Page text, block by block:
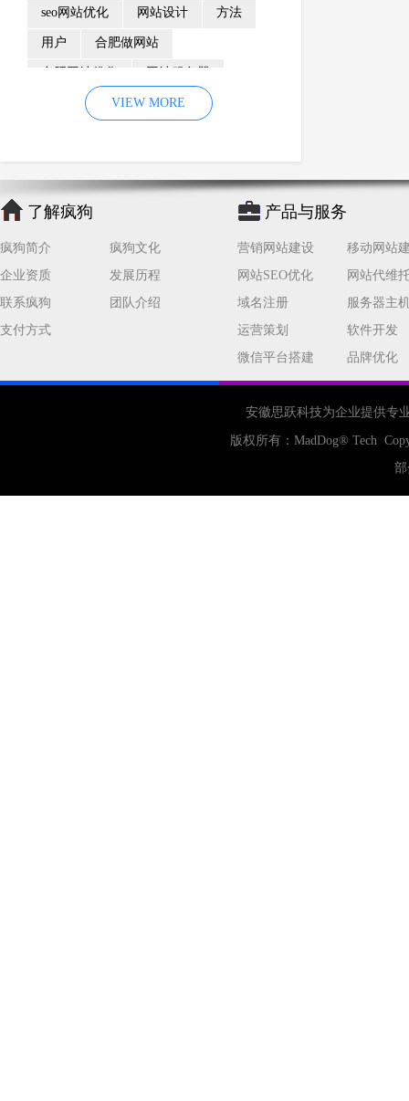
seo网站优化 网站设计 方法
用户 合肥做网站
优化 网站降权
企业网站建设 效果 页面
网络营销 因素 网络公司
网站流量
百度优化 网站收录
网站seo 专业
网站备案 电商 技术 原因
VIEW MORE
了解疯狗
疯狗简介
疯狗文化
企业资质
发展历程
联系疯狗
团队介绍
支付方式
产品与服务
营销网站建设
移动网站
网站SEO优化
网站代维
域名注册
服务器主
运营策划
软件开发
微信平台搭建
品牌优化
安徽思跃科技为企业提供专
版权所有： MadDog® Tech